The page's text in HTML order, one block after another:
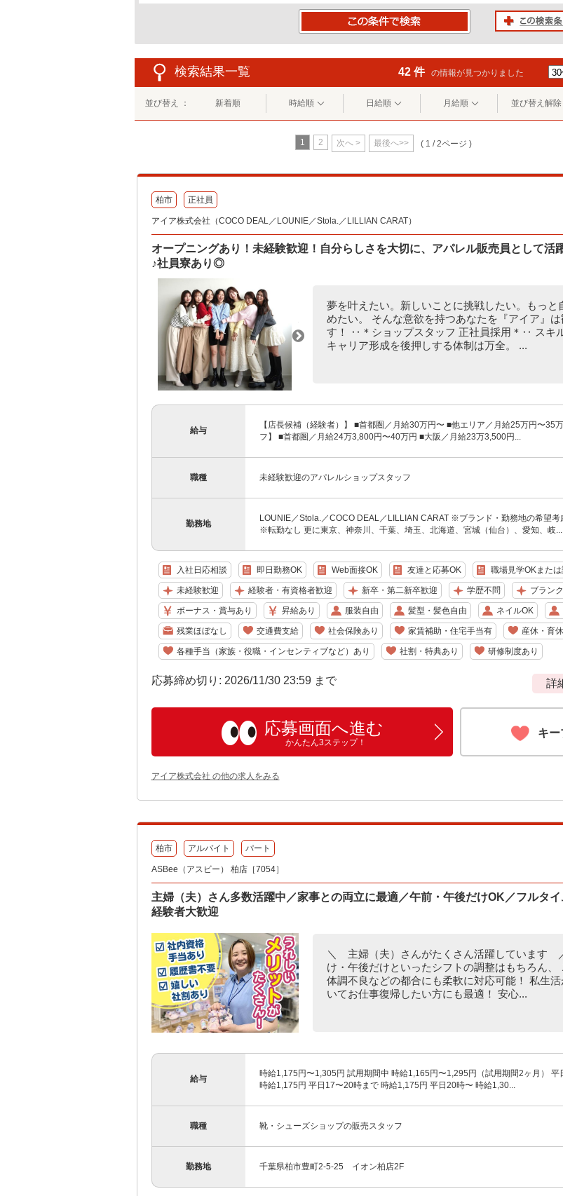
検索結果一覧 42 件 の情報が見つかりました
並び替え ： 新着順 時給順 日給順 月給順 並び替え解除
1 2 次へ > 最後へ>> ( 1 / 2ページ )
柏市 正社員
アイア株式会社（COCO DEAL／LOUNIE／Stola.／LILLIAN CARAT）
オープニングあり！未経験歓迎！自分らしさを大切に、アパレル販売員として活
♪社員寮あり◎
夢を叶えたい。新しいことに挑戦したい。もっと
めたい。 そんな意欲を持つあなたを『アイア』は
す！ ‥＊ショップスタッフ 正社員採用＊‥ スキ
キャリア形成を後押しする体制は万全。 ...
給与
【店長候補（経験者）】 ■首都圏／月給30万円〜 ■他エリア／月給25万円〜35
フ】 ■首都圏／月給24万3,800円〜40万円 ■大阪／月給23万3,500円...
職種 未経験歓迎のアパレルショップスタッフ
勤務地
LOUNIE／Stola.／COCO DEAL／LILLIAN CARAT ※ブランド・勤務地の希望考
※転勤なし 更に東京、神奈川、千葉、埼玉、北海道、宮城（仙台）、愛知、岐...
入社日応相談 即日勤務OK Web面接OK 友達と応募OK 職場見学OKまたは
未経験歓迎 経験者・有資格者歓迎 新卒・第二新卒歓迎 学歴不問 ブラン
ボーナス・賞与あり 昇給あり 服装自由 髪型・髪色自由 ネイルOK
残業ほぼなし 交通費支給 社会保険あり 家賃補助・住宅手当有 産休・育
各種手当（家族・役職・インセンティブなど）あり 社割・特典あり 研修制度あり
応募締め切り: 2026/11/30 23:59 まで 詳
応募画面へ進む
かんたん3ステップ！
キー
アイア株式会社 の他の求人をみる
柏市 アルバイト パート
ASBee（アスビー） 柏店［7054］
主婦（夫）さん多数活躍中／家事との両立に最適／午前・午後だけOK／フルタ
経験者大歓迎
＼ 主婦（夫）さんがたくさん活躍しています
け・午後だけといったシフトの調整はもちろん、
体調不良などの都合にも柔軟に対応可能！ 私生
いてお仕事復帰したい方にも最適！ 安心...
給与
時給1,175円〜1,305円 試用期間中 時給1,165円〜1,295円（試用期間2ヶ月） 平
時給1,175円 平日17〜20時まで 時給1,175円 平日20時〜 時給1,30...
職種 靴・シューズショップの販売スタッフ
勤務地 千葉県柏市豊町2-5-25 イオン柏店2F